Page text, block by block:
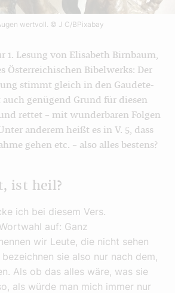
wertvoll. © J C/BPixabay
1. Lesung von Elisabeth Birnbaum,
Österreichischen Bibelwerks: Der
stimmt gleich in den Gaudete-
auch genügend Grund für diesen
rettet – mit wunderbaren Folgen
anderem heißt es in V. 5, dass
gehen etc. – also alles bestens?
ist heil?
ich bei diesem Vers.
auf: Ganz
wir Leute, die nicht sehen
sie also nur nach dem,
Als ob das alles wäre, was sie
als würde man mich immer nur